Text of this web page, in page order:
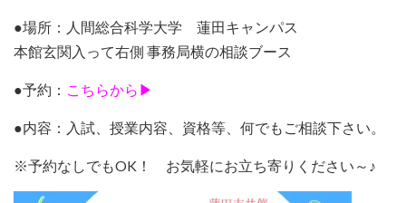
●場所：人間総合科学大学 蓮田キャンパス
本館玄関入って右側 事務局横の相談ブース
●予約： こちらから▶
●内容：入試、授業内容、資格等、何でもご相談下さい。
※予約なしでもOK！ お気軽にお立ち寄りください～♪